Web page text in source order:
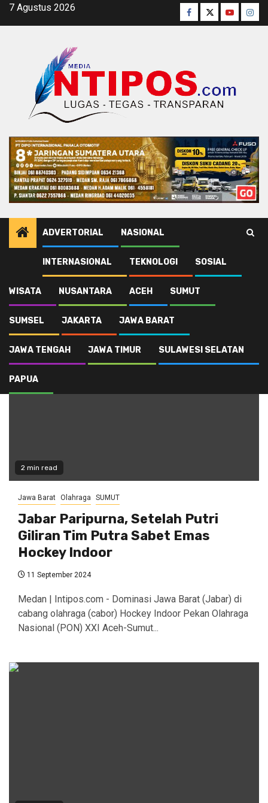
Skip7 Agustus 2026 Facebook
TwitterYoutube
ADVERTORIAL NASIONAL
INTERNASIONAL TEKNOLOGI SOSIAL
WISATA NUSANTARA ACEH SUMUT
SUMSEL JAKARTA JAWA BARAT
JAWA TENGAH JAWA TIMUR SULAWESI SELATAN
PAPUA
Hockey Indoor
Hockey Indoor
2 min read
Jawa Barat Olahraga SUMUT
Jabar Paripurna, Setelah Putri
Giliran Tim Putra Sabet Emas
Hockey Indoor
11 September 2024
Medan | Intipos.com - Dominasi Jawa Barat (Jabar) di
cabang olahraga (cabor) Hockey Indoor Pekan Olahraga
Nasional (PON) XXI Aceh-Sumut...